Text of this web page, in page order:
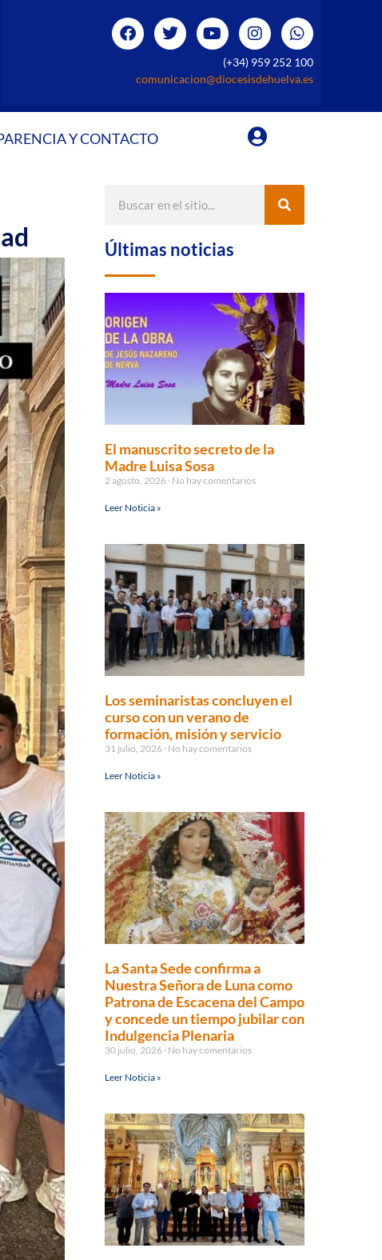
(+34) 959 252 100
comunicacion@diocesisdehuelva.es
Y CONTACTO
Últimas noticias
El manuscrito secreto de la
Madre Luisa Sosa
2 agosto, 2026 No hay comentarios
Leer Noticia »
Los seminaristas concluyen el
curso con un verano de
formación, misión y servicio
31 julio, 2026 No hay comentarios
Leer Noticia »
La Santa Sede confirma a
Nuestra Señora de Luna como
Patrona de Escacena del Campo
y concede un tiempo jubilar con
Indulgencia Plenaria
30 julio, 2026 No hay comentarios
Leer Noticia »